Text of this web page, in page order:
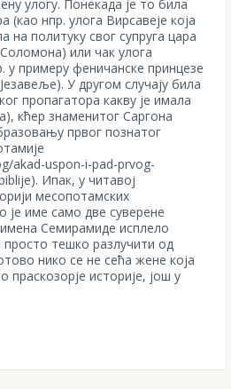
улогу. Понекада је то била
(као нпр. улога Вирсавеје која
на политуку свог супруга цара
или чак улога
у примеру феничанске принцезе
У другом случају била
пропагатора какву је имала
кћер знаменитог Саргона
првог познатог
akad-uspon-i-pad-prvog-
Ипак, у читавој
месопотамских
је име само две суверене
Семирамиде исплело
просто тешко разлучити од
нико се не сећа жене која
праскозорје историје, још у